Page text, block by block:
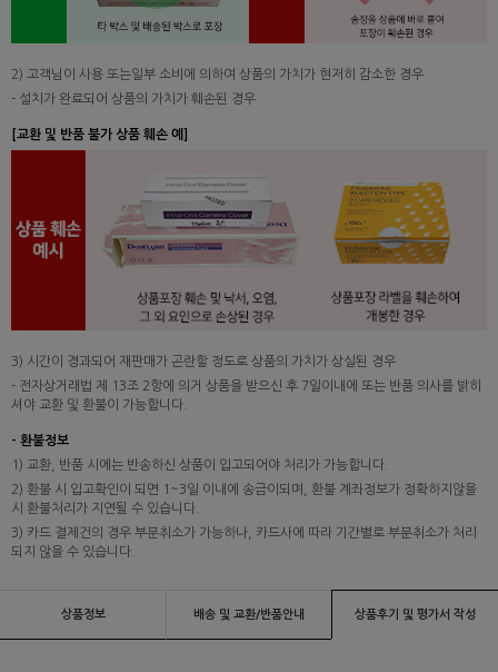
2) 고객님이 사용 또는일부 소비에 의하여 상품의 가치가 현저히 감소한 경우
- 설치가 완료되어 상품의 가치가 훼손된 경우
[교환 및 반품 불가 상품 훼손 예]
3) 시간이 경과되어 재판매가 곤란할 정도로 상품의 가치가 상실된 경우
- 전자상거래법 제 13조 2항에 의거 상품을 받으신 후 7일이내에 또는 반품 의사를 밝히
셔야 교환 및 환불이 가능합니다.
- 환불정보
1) 교환, 반품 시에는 반송하신 상품이 입고되어야 처리가 가능합니다.
2) 환불 시 입고확인이 되면 1~3일 이내에 송금이되며, 환불 계좌정보가 정확하지않을
시 환불처리가 지연될 수 있습니다.
3) 카드 결제건의 경우 부분취소가 가능하나, 카드사에 따라 기간별로 부분취소가 처리
되지 않을 수 있습니다.
상품정보 배송 및 교환/반품안내 상품후기 및 평가서 작성